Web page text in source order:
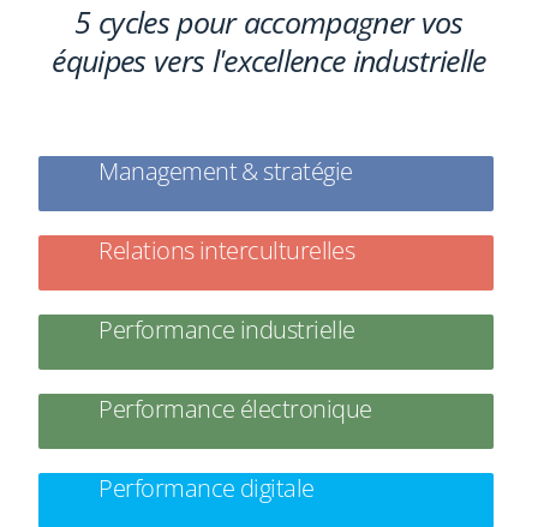
5 cycles pour accompagner vos
équipes vers l'excellence industrielle
Management & stratégie
Relations interculturelles
Performance industrielle
Performance électronique
Performance digitale